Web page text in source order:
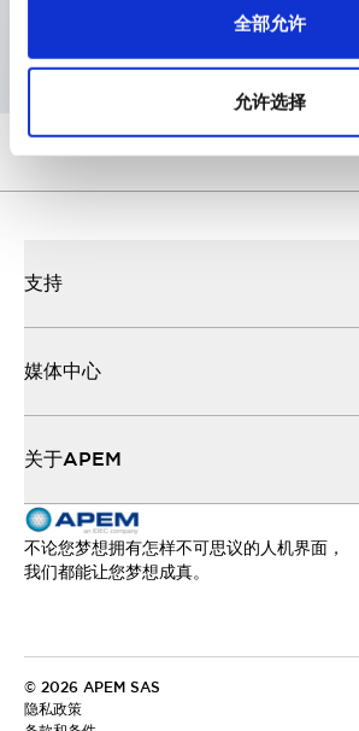
全部允许
允许选择
透明和磨砂白色 • 面板开孔：Ø10.0 mm
支持
媒体中心
关于APEM
不论您梦想拥有怎样不可思议的人机界面，
我们都能让您梦想成真。
© 2026 APEM SAS
隐私政策